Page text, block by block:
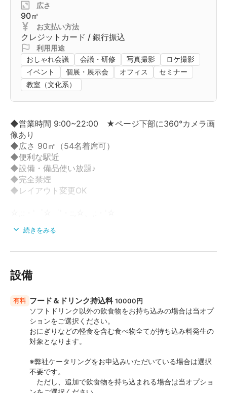
広さ
90㎡
お支払い方法
クレジットカード / 銀行振込
利用用途
おしゃれ会議
会議・研修 写真撮影
ロケ撮影
イベント
個展・展示会 オフィス
セミナー
教室（文化系）
◆営業時間 9:00~22:00 ★ページ下部に360°カメラ画
像あり
◆広さ 90㎡（54名着席可）
◆便利な駅近
◆設備・備品使い放題♪
◆完全禁煙
◆レイアウト変更OK
☆,::・'゜☆゜'・::,☆。,:・'☆
・チェア x 56脚
・置き型プロジェクター x 1台
・ホワイトボード x 1台
・HDMIケーブル x 3本
・HDMI変換器（USB Type-C/Thunderbolt/VGA） x 各
・司会台 x 1台
・無線マイク x 1台
・6口延長コード x 3本
・ハンガーラック x 2台
・傘立て x 1台
続きをみる
設備
有料 フード＆ドリンク持込料 10000円
ソフトドリンク以外の飲食物をお持ち込みの場合は当オプ
ションをご選択ください。
おにぎりなどの軽食を含む食べ物全てが持ち込み料発生の
対象となります。
※弊社ケータリングをお申込みいただいている場合は選択
不要です。
ただし、追加で飲食物を持ち込まれる場合は当オプショ